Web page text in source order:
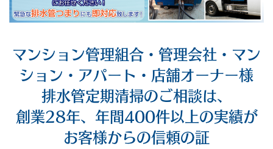
マンション管理組合・管理会社・マン
ション・アパート・店舗オーナー様
排水管定期清掃のご相談は、
創業28年、年間400件以上の実績が
お客様からの信頼の証